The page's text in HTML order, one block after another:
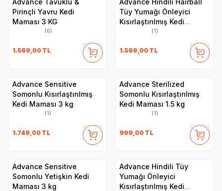
Pirinçli Yavru Kedi
Maması 3 KG
(0)
1.569,00 TL
Tüy Yumağı Önleyici
Kısırlaştırılmış Kedi
Maması 3 kg
(1)
1.569,00 TL
Advance Sensitive
Somonlu Kısırlaştırılmış
Kedi Maması 3 kg
(1)
1.749,00 TL
Advance Sterilized
Somonlu Kısırlaştırılmış
Kedi Maması 1.5 kg
(1)
999,00 TL
Advance Sensitive
Somonlu Yetişkin Kedi
Maması 3 kg
Advance Hindili Tüy
Yumağı Önleyici
Kısırlaştırılmış Kedi